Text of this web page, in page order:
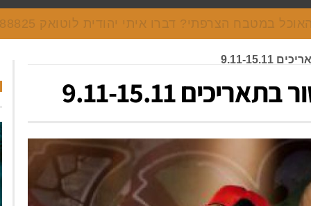
במטבח הצרפתי? דברו איתי יהודית לוטואק 054-7388825.
15.11
9.11-15.11